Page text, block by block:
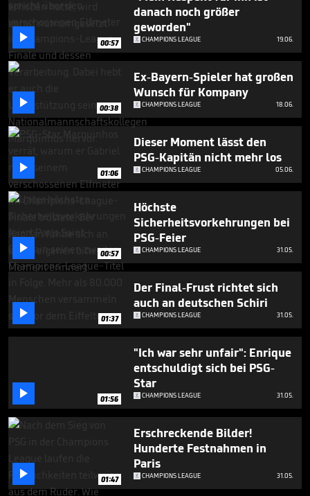
 00:57
danach noch größer
geworden"
CHAMPIONS LEAGUE 19.06.
 00:38
Ex-Bayern-Spieler hat großen
Wunsch für Kompany
CHAMPIONS LEAGUE 18.06.
 01:06
Dieser Moment lässt den
PSG-Kapitän nicht mehr los
CHAMPIONS LEAGUE 05.06.
 00:57
Höchste
Sicherheitsvorkehrungen bei
PSG-Feier
CHAMPIONS LEAGUE 31.05.
 01:37
Der Final-Frust richtet sich
auch an deutschen Schiri
CHAMPIONS LEAGUE 31.05.
 01:56
"Ich war sehr unfair": Enrique
entschuldigt sich bei PSG-
Star
CHAMPIONS LEAGUE 31.05.
 01:47
Erschreckende Bilder!
Hunderte Festnahmen in
Paris
CHAMPIONS LEAGUE 31.05.